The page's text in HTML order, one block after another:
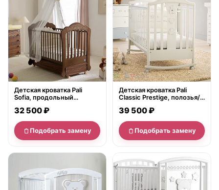
Детская кроватка Pali
Sofia, продольный
32 500 ₽
Подобрать замену
Детская кроватка Pali
Classic Prestige, полозья/
39 500 ₽
Подобрать замену
нет в продаже